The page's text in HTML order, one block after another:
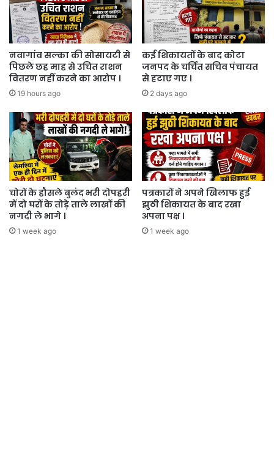
लावारिश
हालत
में
मरे
पड़े
मिले
।
नवागांव सल्का की सोसायटी से
पिछले छह माह से उचित राशन
वितरण नहीं करने का आरोप ।
19 hours ago
कई शिकायतों के बाद कोटा
जनपद के चर्चित सचिव पंचायत
से हटाए गए ।
2 days ago
चोरों के हौसले बुलंद भरी दोपहरी
में दो घरों के तोड़े ताले लाखों की
नगदी ले भागे ।
1 week ago
पत्रकारों ने अपने खिलाफ हुई
झुठी शिकायत के बाद रखा
अपना पक्ष ।
1 week ago